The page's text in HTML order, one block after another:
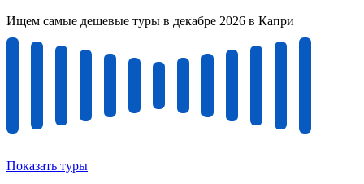
Ищем самые дешевые туры в декабре 2026 в Капри
Показать туры